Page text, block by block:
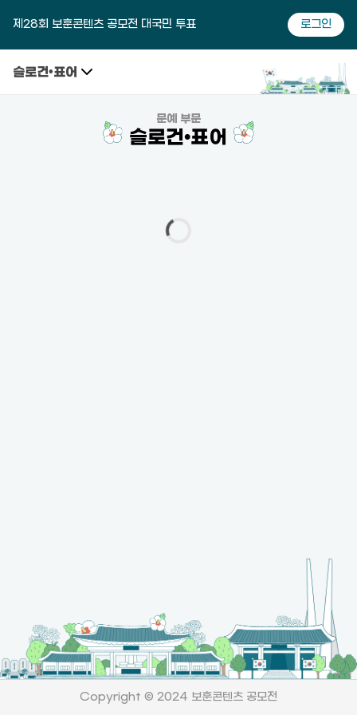
제28회 보훈콘텐츠 공모전 대국민 투표 로그인
슬로건•표어
문예 부문
슬로건•표어
Copyright © 2024 보훈콘텐츠 공모전